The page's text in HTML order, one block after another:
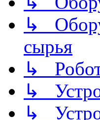
↳
сырья
↳
↳
↳